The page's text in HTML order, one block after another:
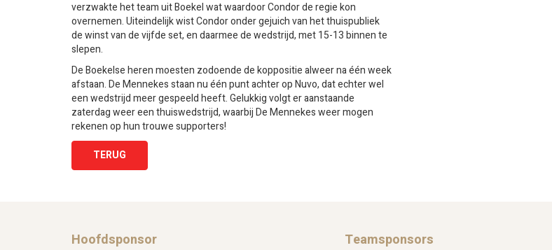
verzwakte het team uit Boekel wat waardoor Condor de regie kon
overnemen. Uiteindelijk wist Condor onder gejuich van het thuispubliek
de winst van de vijfde set, en daarmee de wedstrijd, met 15-13 binnen te
slepen.
De Boekelse heren moesten zodoende de koppositie alweer na één week
afstaan. De Mennekes staan nu één punt achter op Nuvo, dat echter wel
een wedstrijd meer gespeeld heeft. Gelukkig volgt er aanstaande
zaterdag weer een thuiswedstrijd, waarbij De Mennekes weer mogen
rekenen op hun trouwe supporters!
TERUG
Hoofdsponsor Teamsponsors